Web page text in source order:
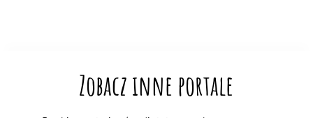
Zobacz inne portale